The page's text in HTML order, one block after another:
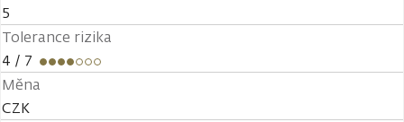
5
Tolerance rizika
4 / 7
Měna
CZK